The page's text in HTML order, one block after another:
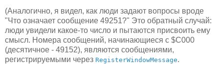
(Аналогично, я видел, как люди задают вопросы вроде
"Что означает сообщение 49251?" Это обратный случай:
люди увидели какое-то число и пытаются присвоить ему
смысл. Номера сообщений, начинающиеся с $C000
(десятичное - 49152), являются сообщениями,
регистрируемыми через RegisterWindowMessage.